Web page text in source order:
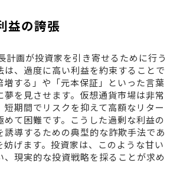
益の誇張
計画が投資家を引き寄せるために行う
は、過度に高い利益を約束することで
増する」や「元本保証」といった言葉
夢を見させます。仮想通貨市場は非常
短期間でリスクを抑えて高額なリター
めて困難です。こうした過剰な利益の
誘導するための典型的な詐欺手法であ
妨げます。投資家は、このような甘い
、現実的な投資戦略を採ることが求め